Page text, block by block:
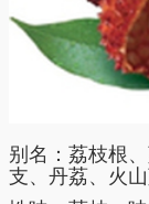
别名：荔枝根
支、丹荔、火